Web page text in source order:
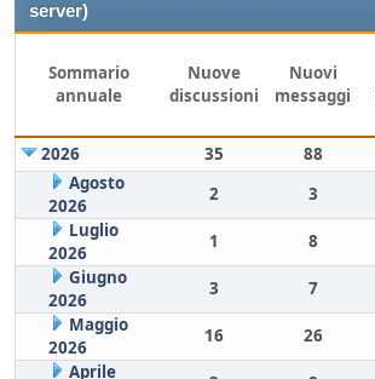
server)
Sommario
annuale
Nuove
discussioni
Nuovi
messaggi
2026
35 88
Agosto
2026
2 3
Luglio
2026
1 8
Giugno
2026
3 7
Maggio
2026
16 26
Aprile